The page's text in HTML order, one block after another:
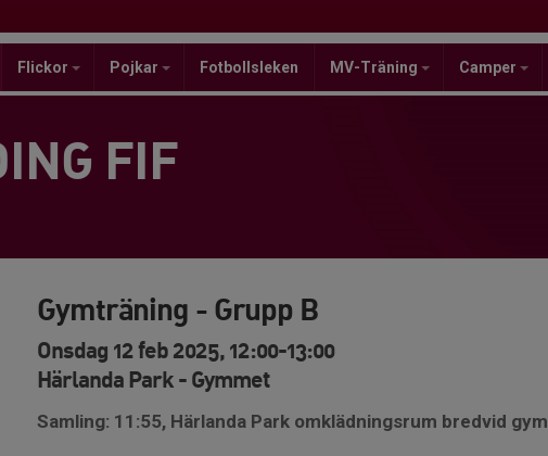
Flickor Pojkar Fotbollsleken MV-Träning Camper
FIF
Gymträning - Grupp B
Onsdag 12 feb 2025, 12:00-13:00
Härlanda Park - Gymmet
Samling: 11:55, Härlanda Park omklädningsrum bredvid gym